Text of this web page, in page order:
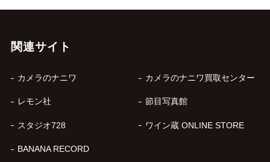
関連サイト
カメラのナニワ カメラのナニワ買取センター
レモン社 節目写真館
スタジオ728 ワイン蔵 ONLINE STORE
BANANA RECORD